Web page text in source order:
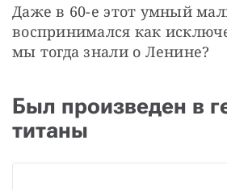
Даже в 60-е этот умный
воспринимался как
мы тогда знали о Ленине?
Был произведен в
титаны